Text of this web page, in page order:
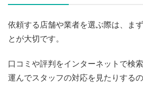
依頼する店舗や業者を選ぶ際は、ま
とが大切です。
口コミや評判をインターネットで検
運んでスタッフの対応を見たりする